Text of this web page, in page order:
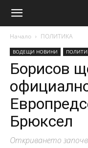
Начало ПОЛИТИКА
ВОДЕЩИ НОВИНИ
Борисов
Брюксел
Откриването